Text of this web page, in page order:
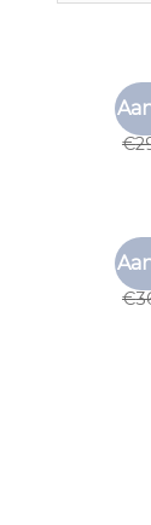
T
t
€
T
t
€